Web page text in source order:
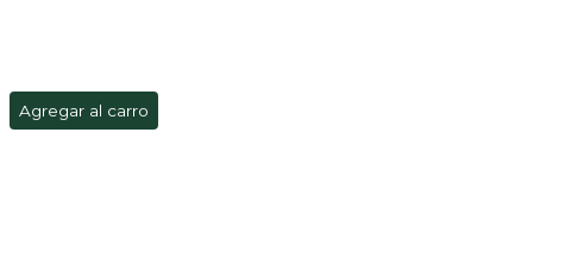
Agregar al carro